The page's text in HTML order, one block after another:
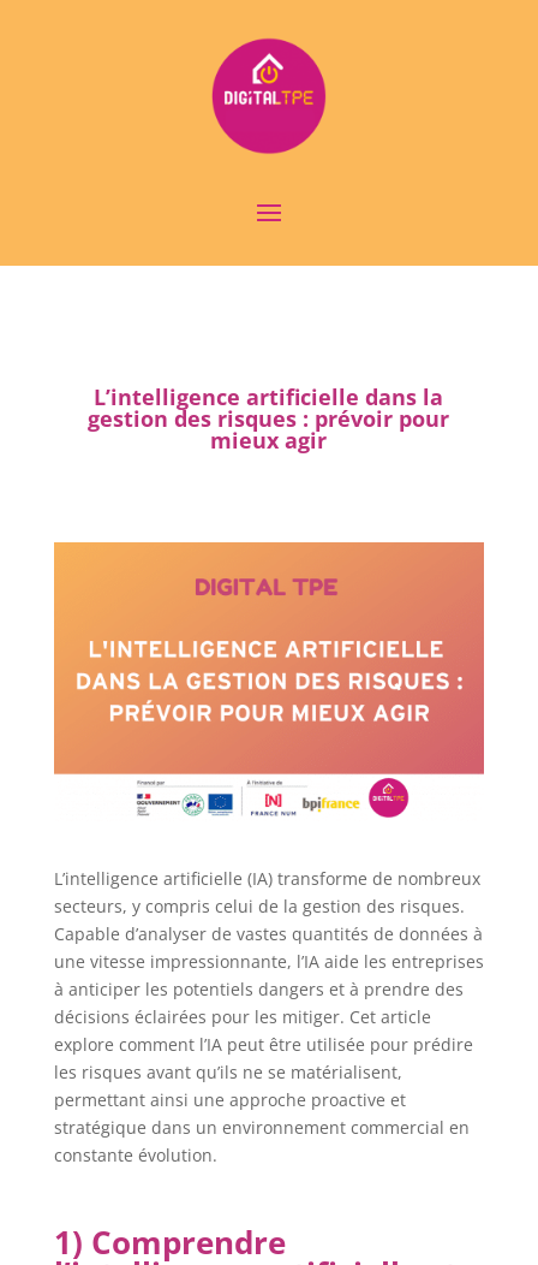
L’intelligence artificielle dans la
gestion des risques : prévoir pour
mieux agir
L’intelligence artificielle (IA) transforme de nombreux
secteurs, y compris celui de la gestion des risques.
Capable d’analyser de vastes quantités de données à
une vitesse impressionnante, l’IA aide les entreprises
à anticiper les potentiels dangers et à prendre des
décisions éclairées pour les mitiger. Cet article
explore comment l’IA peut être utilisée pour prédire
les risques avant qu’ils ne se matérialisent,
permettant ainsi une approche proactive et
stratégique dans un environnement commercial en
constante évolution.
1) Comprendre